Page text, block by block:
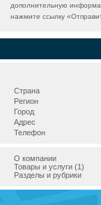
дополнительную
нажмите ссылку «
Страна
Регион
Город
Адрес
Телефон
О компании
Товары и услуги (1)
Разделы и рубрики